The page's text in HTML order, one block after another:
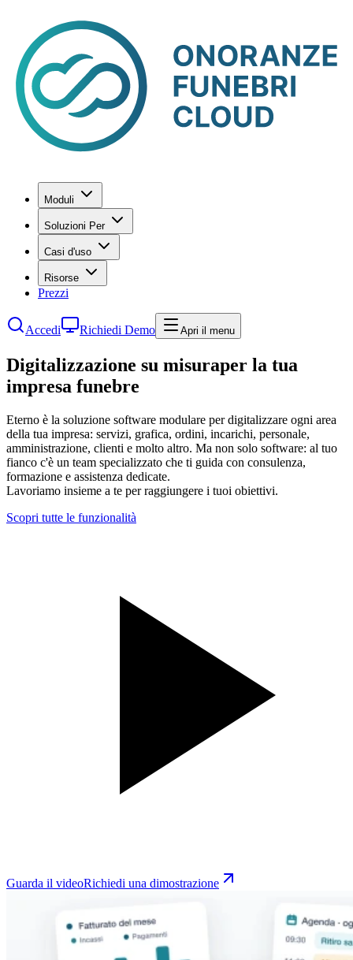
Moduli
Soluzioni Per
Casi d'uso
Risorse
Prezzi
Accedi Richiedi Demo Apri il menu
Digitalizzazione su misuraper la tua
impresa funebre
Eterno è la soluzione software modulare per digitalizzare ogni area
della tua impresa: servizi, grafica, ordini, incarichi, personale,
amministrazione, clienti e molto altro. Ma non solo software: al tuo
fianco c'è un team specializzato che ti guida con consulenza,
formazione e assistenza dedicate.
Lavoriamo insieme a te per raggiungere i tuoi obiettivi.
Scopri tutte le funzionalità
Guarda il videoRichiedi una dimostrazione